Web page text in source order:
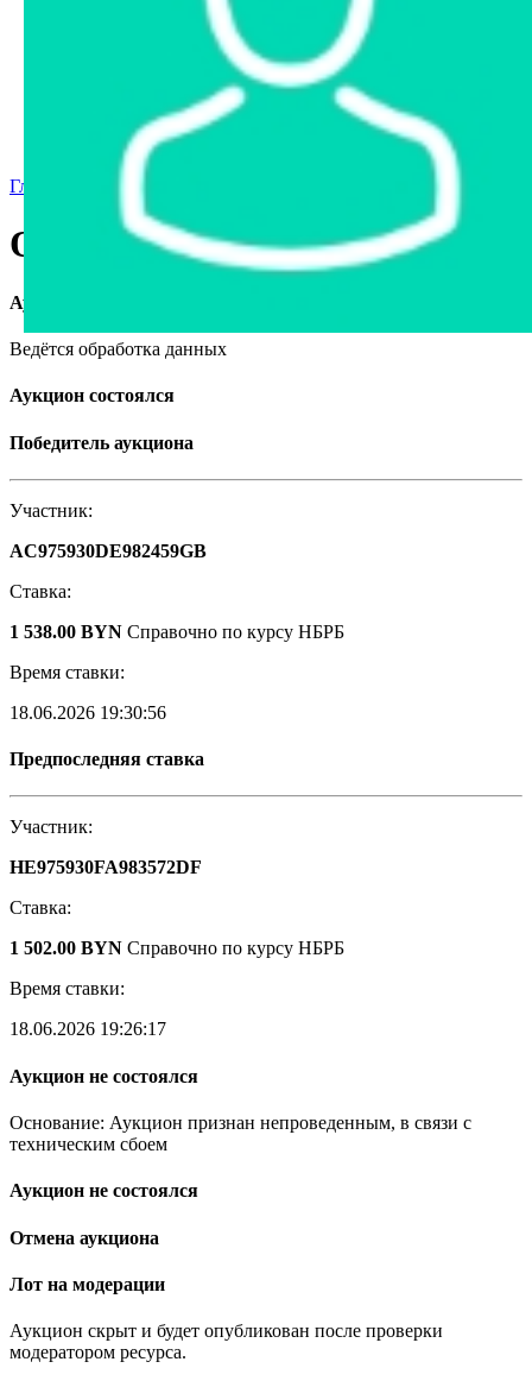
Арестованное имущество
Реестр несостоявшихся торгов
Реестр переоценок
Государственное имущество
Главная страница
Opel Astra, 1995
Аукцион завершён
Ведётся обработка данных
Аукцион состоялся
Победитель аукциона
Участник:
AC975930DE982459GB
Ставка:
1 538.00 BYN Справочно по курсу НБРБ
Время ставки:
18.06.2026 19:30:56
Предпоследняя ставка
Участник:
HE975930FA983572DF
Ставка:
1 502.00 BYN Справочно по курсу НБРБ
Время ставки:
18.06.2026 19:26:17
Аукцион не состоялся
Основание: Аукцион признан непроведенным, в связи с
техническим сбоем
Аукцион не состоялся
Отмена аукциона
Лот на модерации
Аукцион скрыт и будет опубликован после проверки
модератором ресурса.